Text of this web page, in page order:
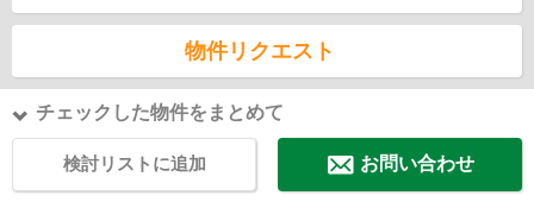
物件リクエスト
チェックした物件をまとめて
検討リストに追加 お問い合わせ